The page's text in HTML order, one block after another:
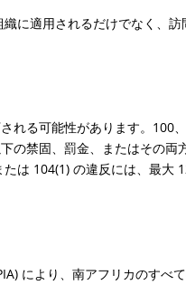
に適用されるだけでなく、訪
れる可能性があります。100、
の禁固、罰金、またはその両
は 104(1) の違反には、最大
により、南アフリカのすべ